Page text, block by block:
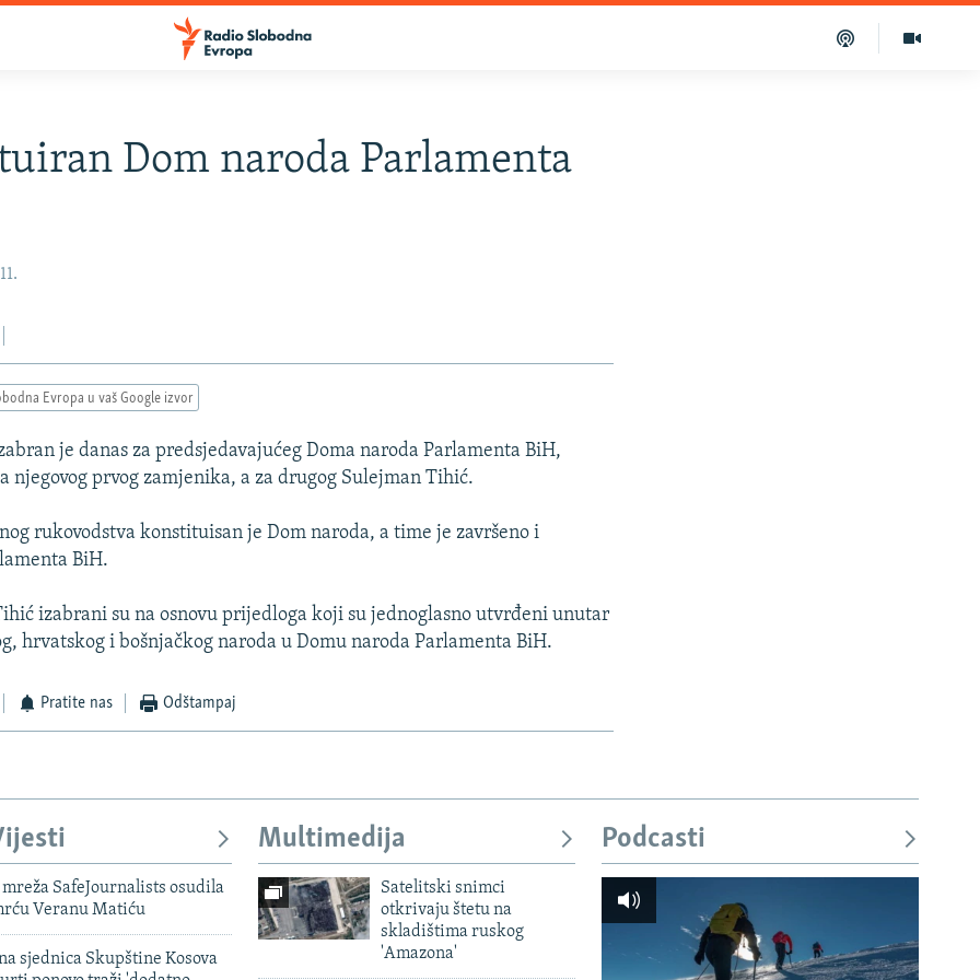
Dom naroda Parlamenta
Evropa u vaš Google izvor
je danas za predsjedavajućeg Doma naroda Parlamenta BiH,
njegovog prvog zamjenika, a za drugog Sulejman Tihić.
rukovodstva konstituisan je Dom naroda, a time je završeno i
BiH.
izabrani su na osnovu prijedloga koji su jednoglasno utvrđeni unutar
hrvatskog i bošnjačkog naroda u Domu naroda Parlamenta BiH.
Pratite nas Odštampaj
SafeJournalists osudila
Veranu Matiću
sjednica Skupštine Kosova
Multimedija
Satelitski snimci
otkrivaju štetu na
skladištima ruskog
'Amazona'
Podcasti